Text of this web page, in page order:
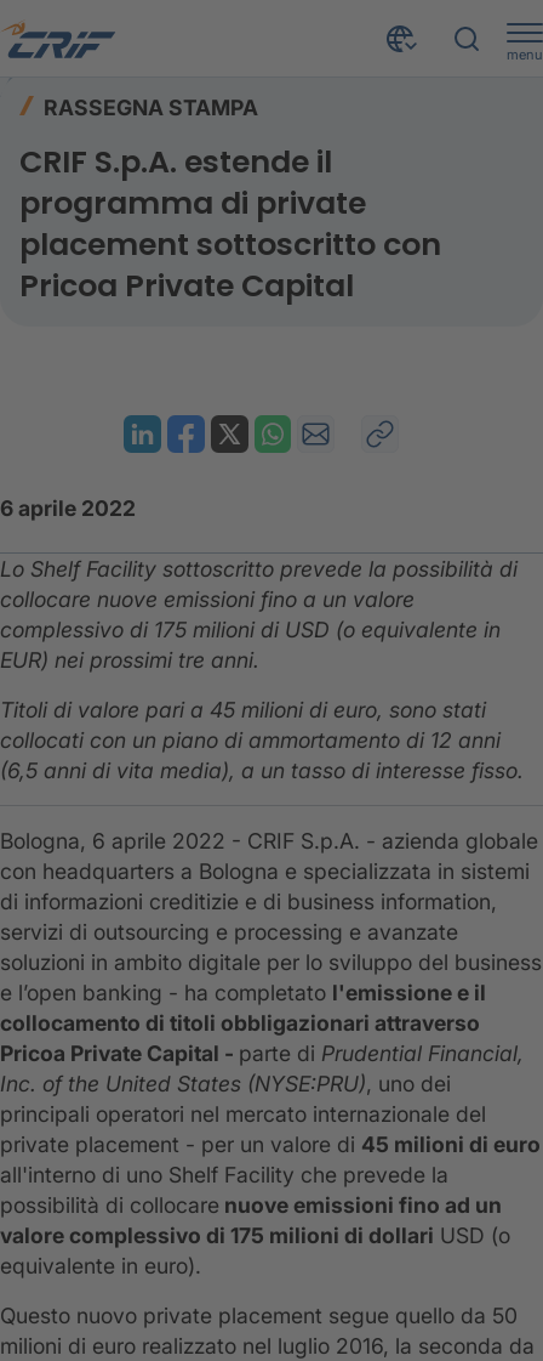
menu
RASSEGNA STAMPA
CRIF S.p.A. estende il
programma di private
placement sottoscritto con
Pricoa Private Capital
6 aprile 2022
Lo Shelf Facility sottoscritto prevede la possibilità di
collocare nuove emissioni fino a un valore
complessivo di 175 milioni di USD (o equivalente in
EUR) nei prossimi tre anni.
Titoli di valore pari a 45 milioni di euro, sono stati
collocati con un piano di ammortamento di 12 anni
(6,5 anni di vita media), a un tasso di interesse fisso.
Bologna, 6 aprile 2022 - CRIF S.p.A. - azienda globale
con headquarters a Bologna e specializzata in sistemi
di informazioni creditizie e di business information,
servizi di outsourcing e processing e avanzate
soluzioni in ambito digitale per lo sviluppo del business
e l’open banking - ha completato l'emissione e il
collocamento di titoli obbligazionari attraverso
Pricoa Private Capital - parte di Prudential Financial,
Inc. of the United States (NYSE:PRU), uno dei
principali operatori nel mercato internazionale del
private placement - per un valore di 45 milioni di euro
all'interno di uno Shelf Facility che prevede la
possibilità di collocare nuove emissioni fino ad un
valore complessivo di 175 milioni di dollari USD (o
equivalente in euro).
Questo nuovo private placement segue quello da 50
milioni di euro realizzato nel luglio 2016, la seconda da